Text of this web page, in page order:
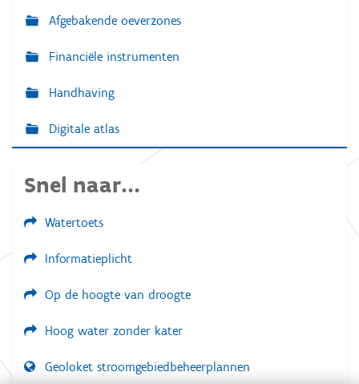
Afgebakende oeverzones
Financiële instrumenten
Handhaving
Digitale atlas
Snel naar...
Watertoets
Informatieplicht
Op de hoogte van droogte
Hoog water zonder kater
Geoloket stroomgebiedbeheerplannen